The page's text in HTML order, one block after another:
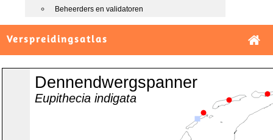
Beheerders en validatoren
Verspreidingsatlas